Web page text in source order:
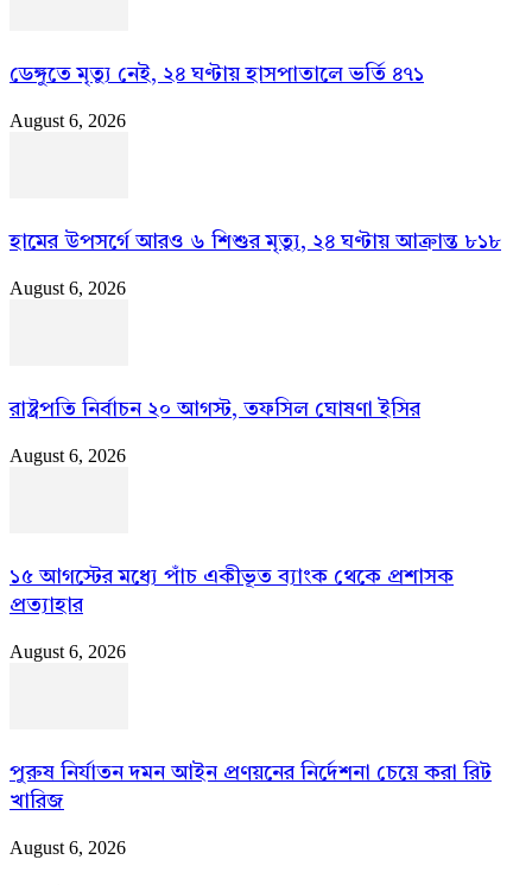
ডেঙ্গুতে মৃত্যু নেই, ২৪ ঘণ্টায় হাসপাতালে ভর্তি ৪৭১
August 6, 2026
হামের উপসর্গে আরও ৬ শিশুর মৃত্যু, ২৪ ঘণ্টায় আক্রান্ত ৮১৮
August 6, 2026
রাষ্ট্রপতি নির্বাচন ২০ আগস্ট, তফসিল ঘোষণা ইসির
August 6, 2026
১৫ আগস্টের মধ্যে পাঁচ একীভূত ব্যাংক থেকে প্রশাসক
প্রত্যাহার
August 6, 2026
পুরুষ নির্যাতন দমন আইন প্রণয়নের নির্দেশনা চেয়ে করা রিট
খারিজ
August 6, 2026